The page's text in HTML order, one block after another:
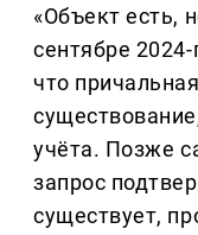
«Объект есть,
сентябре
что
учёта. Позже
запрос
существует,